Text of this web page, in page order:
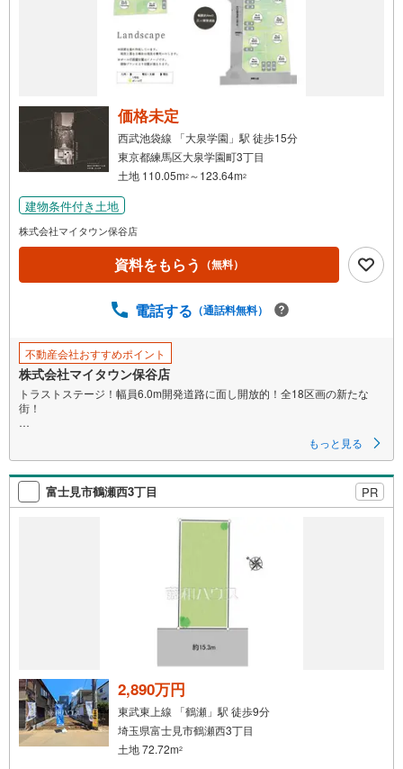
る
件
マ
イ
ペ
ジ
存
す
価格未定
西武池袋線 「大泉学園」駅 徒歩15分
東京都練馬区大泉学園町3丁目
土地 110.05m2 ～123.64m2
建物条件付き土地
株式会社マイタウン保谷店
資料をもらう （無料）
電話する （通話料無料）
不動産会社おすすめポイント
株式会社マイタウン保谷店
トラストステージ！幅員6.0m開発道路に面し開放的！全18区画の新たな
街！
■幅員6.0m開発道路に面し、駐車ラクラク＆開放的（※区画により異なりま
■小中学校が徒歩10分圏内に揃いお子様がいるご家庭も安心
■公園や緑の多い閑静な住宅地でのびのびとした暮らし
■夜間に玄関灯を点灯する「あかり協定実施分譲地」
機能性に優れた設備仕様と自由な間取りが魅力の弊社フリープラン対応住
マイタウン保谷店までお気軽にお問い合わせください。
もっと見る
富士見市鶴瀬西3丁目 PR
2,890万円
東武東上線 「鶴瀬」駅 徒歩9分
埼玉県富士見市鶴瀬西3丁目
土地 72.72m2